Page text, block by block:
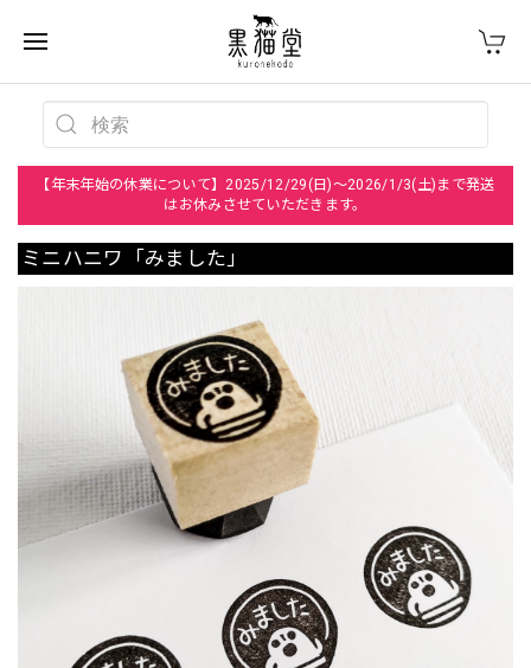
【年末年始の休業について】2025/12/29(日)～2026/1/3(土)まで発送
はお休みさせていただきます。
ミニハニワ「みました」